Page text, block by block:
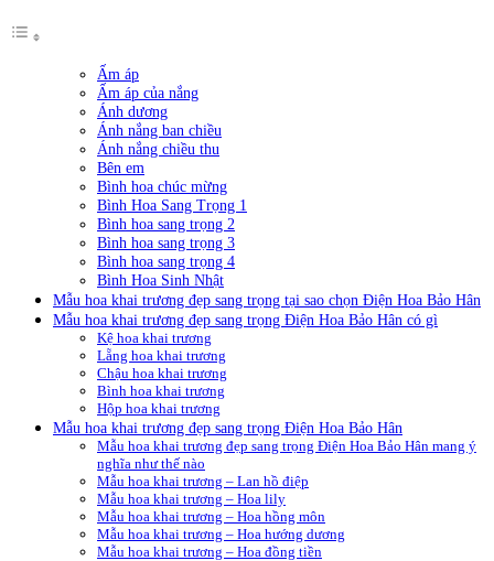
Ấm áp
Ấm áp của nắng
Ánh dương
Ánh nắng ban chiều
Ánh nắng chiều thu
Bên em
Bình hoa chúc mừng
Bình Hoa Sang Trọng 1
Bình hoa sang trọng 2
Bình hoa sang trọng 3
Bình hoa sang trọng 4
Bình Hoa Sinh Nhật
Mẫu hoa khai trương đẹp sang trọng tại sao chọn Điện Hoa Bảo Hân
Mẫu hoa khai trương đẹp sang trọng Điện Hoa Bảo Hân có gì
Kệ hoa khai trương
Lẵng hoa khai trương
Chậu hoa khai trương
Bình hoa khai trương
Hộp hoa khai trương
Mẫu hoa khai trương đẹp sang trọng Điện Hoa Bảo Hân
Mẫu hoa khai trương đẹp sang trọng Điện Hoa Bảo Hân mang ý
nghĩa như thế nào
Mẫu hoa khai trương – Lan hồ điệp
Mẫu hoa khai trương – Hoa lily
Mẫu hoa khai trương – Hoa hồng môn
Mẫu hoa khai trương – Hoa hướng dương
Mẫu hoa khai trương – Hoa đồng tiền